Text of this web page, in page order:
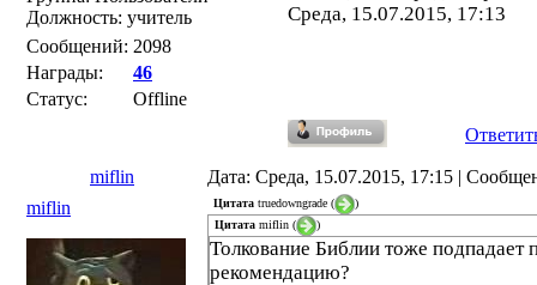
Должность: учитель
Сообщений: 2098
Награды:
46
Статус:
Offline
Среда, 15.07.2015, 17:13
miflin
Дата: Среда, 15.07.2015, 17:15 |
miflin
Цитата truedowngrade (
)
Цитата miflin ( )
Толкование Библии тоже подпадает
рекомендацию?